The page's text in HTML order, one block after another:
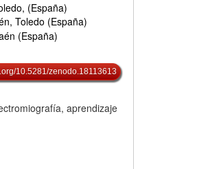
(España)
Toledo (España)
(España)
10.5281/zenodo.18113613
aprendizaje